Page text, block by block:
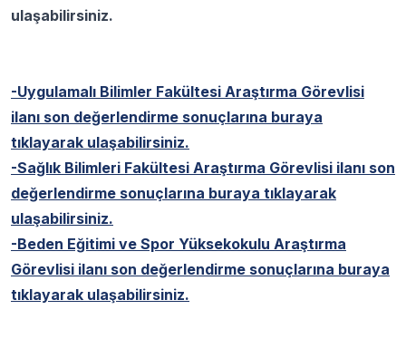
ulaşabilirsiniz.
-Uygulamalı Bilimler Fakültesi Araştırma Görevlisi
ilanı son değerlendirme sonuçlarına buraya
tıklayarak ulaşabilirsiniz.
-Sağlık Bilimleri Fakültesi Araştırma Görevlisi ilanı son
değerlendirme sonuçlarına buraya tıklayarak
ulaşabilirsiniz.
-Beden Eğitimi ve Spor Yüksekokulu Araştırma
Görevlisi ilanı son değerlendirme sonuçlarına buraya
tıklayarak ulaşabilirsiniz.